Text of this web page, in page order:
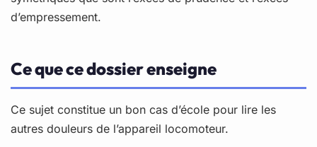
d’empressement.
Ce que ce dossier enseigne
Ce sujet constitue un bon cas d’école pour lire les
autres douleurs de l’appareil locomoteur.